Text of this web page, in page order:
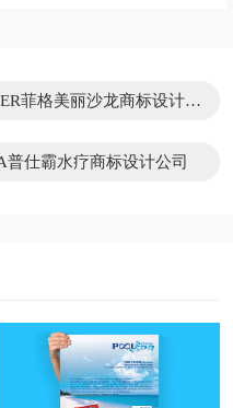
菲格美丽沙龙商标设计公
普仕霸水疗商标设计公司